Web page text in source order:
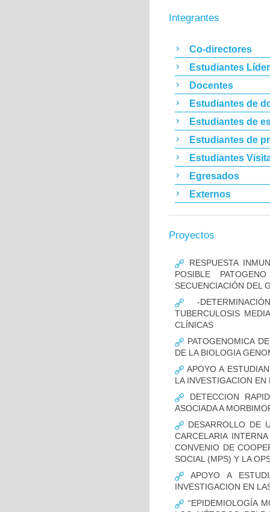
Integrantes
Co-directores
Estudiantes
Docentes
Estudiantes de
Estudiantes de
Estudiantes de
Estudiantes
Egresados
Externos
Proyectos
RESPUESTA
POSIBLE
SECUENCIACIÓN DEL
-
TUBERCULOSIS
CLÍNICAS
PATOGENOMICA
DE LA BIOLOGIA
APOYO A
LA INVESTIGACION EN
DETECCION
ASOCIADA A
DESARROLLO DE
CARCELARIA
CONVENIO DE
SOCIAL (MPS) Y LA
APOYO A
INVESTIGACION EN
“EPIDEMIOLOGÍA